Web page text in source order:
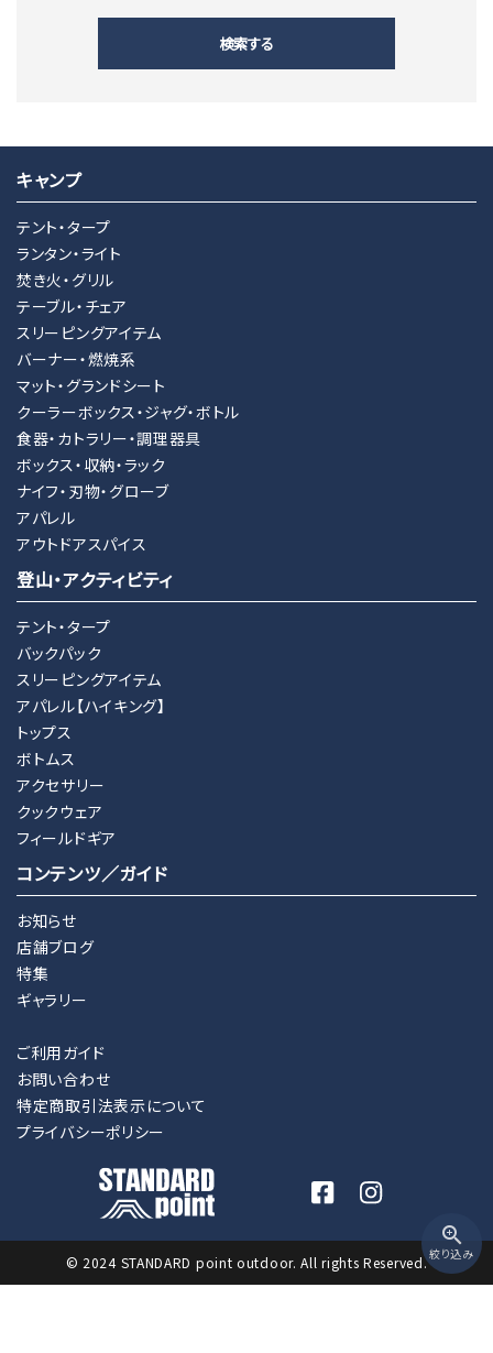
検索する
zoom_in
絞り込み
キーワード
カテゴリー
キャンプ
テント・タープ
ランタン・ライト
焚き火・グリル
テーブル・チェア
スリーピングアイテム
バーナー・燃焼系
マット・グランドシート
クーラーボックス・ジャグ・ボトル
食器・カトラリー・調理器具
ボックス・収納・ラック
ナイフ・刃物・グローブ
アパレル
アウトドアスパイス
登山・アクティビティ
テント・タープ
バックパック
スリーピングアイテム
アパレル【ハイキング】
トップス
ボトムス
アクセサリー
クックウェア
フィールドギア
コンテンツ／ガイド
お知らせ
店舗ブログ
特集
ギャラリー
ご利用ガイド
お問い合わせ
特定商取引法表示について
プライバシーポリシー
© 2024 STANDARD point outdoor. All rights Reserved.